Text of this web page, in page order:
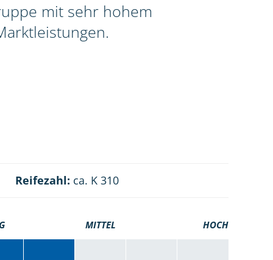
mit sehr hohem
Reifezahl: ca. K 310
MITTEL HOCH